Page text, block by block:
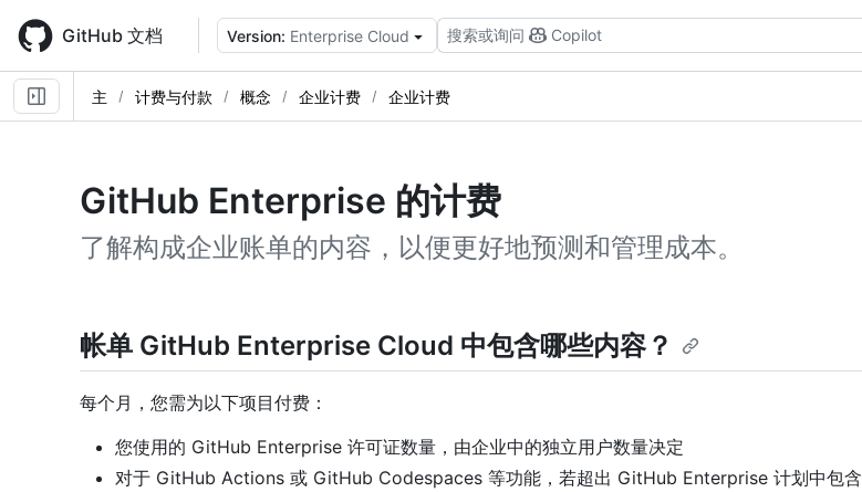
main
content
GitHub 文档 Version: Enterprise Cloud 搜索或询问 Copilot
主 计费与付款 概念 企业计费 企业计费
GitHub Enterprise 的计费
了解构成企业账单的内容，以便更好地预测和管理成本。
帐单 GitHub Enterprise Cloud 中包含哪些内容？
每个月，您需为以下项目付费：
您使用的 GitHub Enterprise 许可证数量，由企业中的独立用户数量决定
对于 GitHub Actions 或 GitHub Codespaces 等功能，若超出 GitHub Enterprise 计划中包含